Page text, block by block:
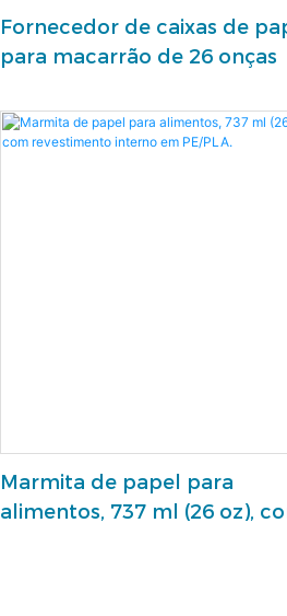
Fornecedor de caixas de
para macarrão de 26 onças
Marmita de papel para
alimentos, 737 ml (26 oz),